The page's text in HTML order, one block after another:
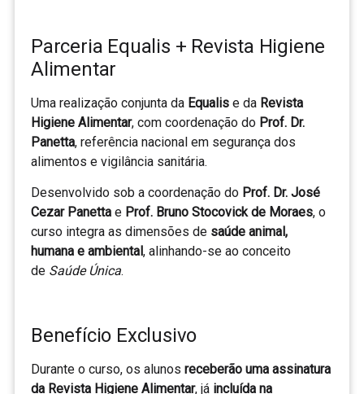
Parceria Equalis + Revista Higiene
Alimentar
Uma realização conjunta da Equalis e da Revista
Higiene Alimentar, com coordenação do Prof. Dr.
Panetta, referência nacional em segurança dos
alimentos e vigilância sanitária.
Desenvolvido sob a coordenação do Prof. Dr. José
Cezar Panetta e Prof. Bruno Stocovick de Moraes, o
curso integra as dimensões de saúde animal,
humana e ambiental , alinhando-se ao conceito
de Saúde Única.
Benefício Exclusivo
Durante o curso, os alunos receberão uma assinatura
da Revista Higiene Alimentar, já incluída na